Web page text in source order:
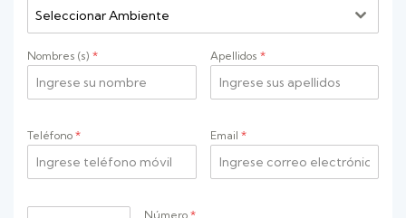
Seleccionar Ambiente
Nombres (s) * Apellidos *
Teléfono * Email *
Número *